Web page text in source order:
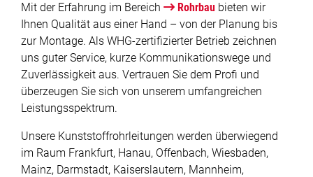
Mit der Erfahrung im Bereich Rohrbau bieten wir
Ihnen Qualität aus einer Hand – von der Planung bis
zur Montage. Als WHG-zertifizierter Betrieb zeichnen
uns guter Service, kurze Kommunikationswege und
Zuverlässigkeit aus. Vertrauen Sie dem Profi und
überzeugen Sie sich von unserem umfangreichen
Leistungsspektrum.
Unsere Kunststoffrohrleitungen werden überwiegend
im Raum Frankfurt, Hanau, Offenbach, Wiesbaden,
Mainz, Darmstadt, Kaiserslautern, Mannheim,